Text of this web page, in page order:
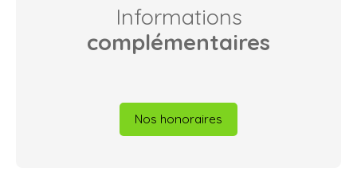
Informations
complémentaires
Nos honoraires